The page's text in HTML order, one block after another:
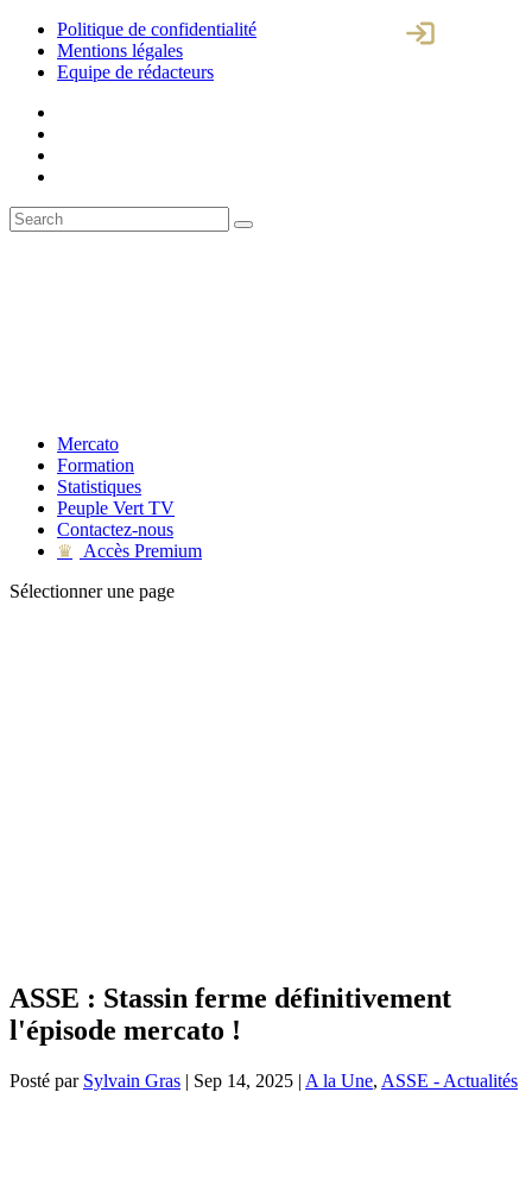
Politique de confidentialité
Mentions légales
Equipe de rédacteurs
Mercato
Formation
Statistiques
Peuple Vert TV
Contactez-nous
♛
Accès Premium
Sélectionner une page
ASSE : Stassin ferme définitivement
l'épisode mercato !
Posté par Sylvain Gras | Sep 14, 2025 | A la Une, ASSE - Actualités